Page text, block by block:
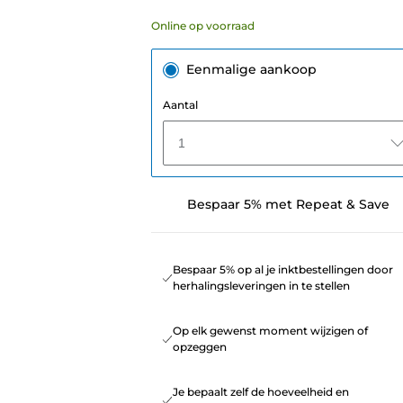
Online op voorraad
Eenmalige aankoop
Aantal
1
Bespaar 5% met Repeat & Save
Bespaar 5% op al je inktbestellingen door
herhalingsleveringen in te stellen
Op elk gewenst moment wijzigen of
opzeggen
Je bepaalt zelf de hoeveelheid en